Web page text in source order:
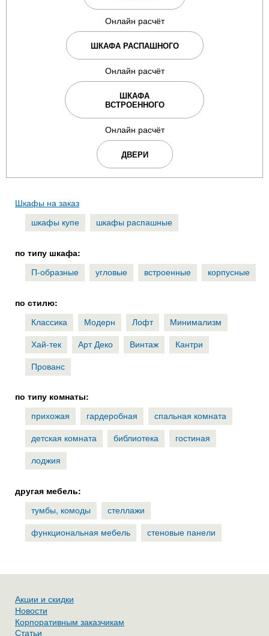
Онлайн расчёт
ШКАФА РАСПАШНОГО
Онлайн расчёт
ШКАФА
ВСТРОЕННОГО
Онлайн расчёт
ДВЕРИ
Шкафы на заказ
шкафы купе
шкафы распашные
по типу шкафа:
П-образные
угловые встроенные корпусные
по стилю:
Классика
Модерн Лофт
Минимализм
Хай-тек
Арт Деко Винтаж
Кантри
Прованс
по типу комнаты:
прихожая
гардеробная
спальная комната
детская комната
библиотека
гостиная
лоджия
другая мебель:
тумбы, комоды
стеллажи
функциональная мебель
стеновые панели
Акции и скидки
Новости
Корпоративным заказчикам
Статьи